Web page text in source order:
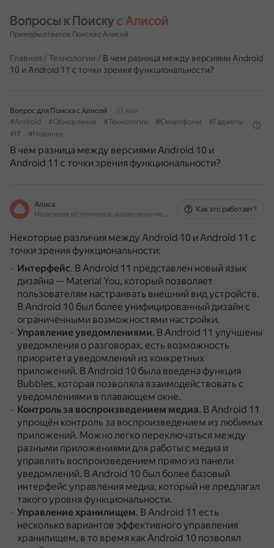
Вопросы к Поиску с Алисой
Примеры ответов Поиска с Алисой
Главная / Технологии / В чем разница между версиями Android
10 и Android 11 с точки зрения функциональности?
Вопрос для Поиска с Алисой
31 мая
#Android
#Обновление #Технологии #Смартфоны
#Гаджеты
#IT
#Новинки
В чем разница между версиями Android 10 и
Android 11 с точки зрения функциональности?
Алиса
На основе источников, возможны неточности
Как это работает?
Некоторые различия между Android 10 и Android 11 с
точки зрения функциональности:
Интерфейс. В Android 11 представлен новый язык
дизайна — Material You, который позволяет
пользователям настраивать внешний вид устройств.
В Android 10 был более унифицированный дизайн с
ограниченными возможностями настройки.
Управление уведомлениями. В Android 11 улучшены
уведомления о разговорах, есть возможность
приоритета уведомлений из конкретных
приложений. В Android 10 была введена функция
Bubbles, которая позволяла взаимодействовать с
уведомлениями в плавающем окне.
Контроль за воспроизведением медиа. В Android 11
упрощён контроль за воспроизведением из любимых
приложений. Можно легко переключаться между
разными приложениями для работы с медиа и
управлять воспроизведением прямо из панели
уведомлений. В Android 10 был более базовый
интерфейс управления медиа, который не предлагал
такого уровня функциональности.
Управление хранилищем. В Android 11 есть
несколько вариантов эффективного управления
хранилищем, в то время как Android 10 позволял